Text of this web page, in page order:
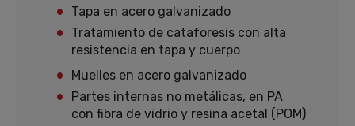
Tapa en acero galvanizado
Tratamiento de cataforesis con alta
resistencia en tapa y cuerpo
Muelles en acero galvanizado
Partes internas no metálicas, en PA
con fibra de vidrio y resina acetal (POM)